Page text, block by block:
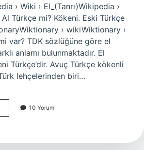
› Wiki › El_(Tanrı)Wikipedia ›
Al Türkçe mi? Kökeni. Eski Türkçe
› wikiWiktionary ›
var? TDK sözlüğüne göre el
anlamı bulunmaktadır. El
Türkçe’dir. Avuç Türkçe kökenli
lehçelerinden biri…
10 Yorum